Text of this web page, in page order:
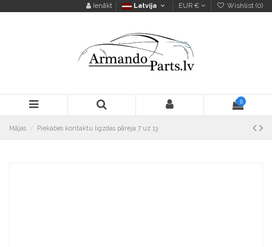
Ienākt Latvija EUR € Wishlist (0)
0
Mājas Piekabes kontaktu ligzdas pāreja 7 uz 13